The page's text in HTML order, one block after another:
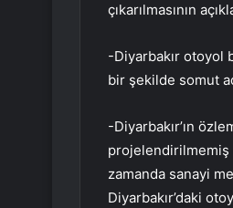
çıkarılmasının
-Diyarbakır otoyol
bir şekilde somut
-Diyarbakır’ın
projelendirilmemiş
zamanda sanayi
Diyarbakır’daki